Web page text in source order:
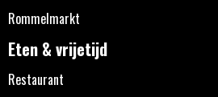
Rommelmarkt
Eten & vrijetijd
Restaurant